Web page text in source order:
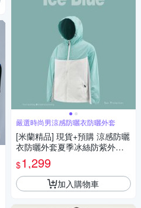
嚴選時尚男涼感防曬衣防曬外套
[米蘭精品] 現貨+預購 涼感防曬
衣防曬外套夏季冰絲防紫外線
輕薄透氣戶外速乾-男女外套6
色74lg64
$1,299
加入購物車